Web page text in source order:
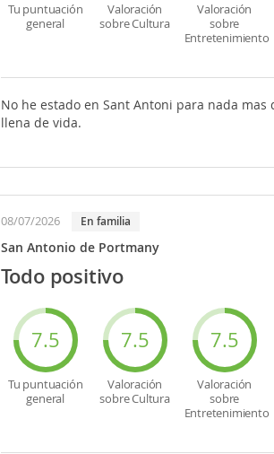
Tu puntuación
general
Valoración
sobre Cultura
Valoración
sobre
Entretenimiento
No he estado en Sant Antoni para nada
llena de vida.
08/07/2026 en familia
San Antonio de Portmany
Todo positivo
7.5
Tu puntuación
general
7.5
Valoración
sobre Cultura
7.5
Valoración
sobre
Entretenimiento